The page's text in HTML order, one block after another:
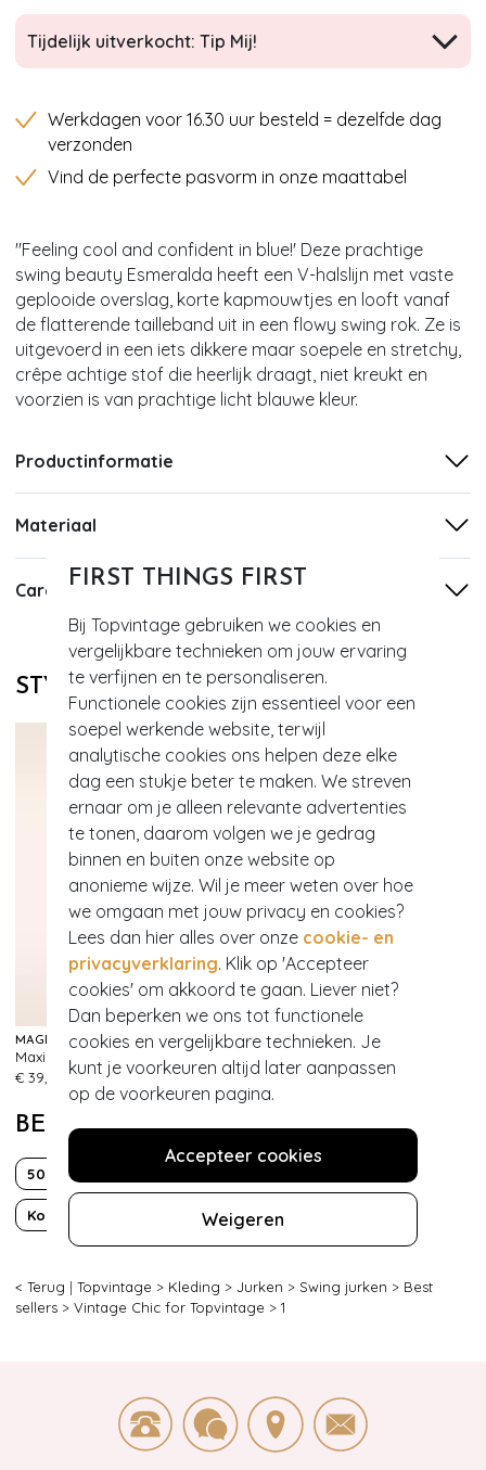
FIRST THINGS FIRST
Bij Topvintage gebruiken we cookies en
vergelijkbare technieken om jouw ervaring
te verfijnen en te personaliseren.
Functionele cookies zijn essentieel voor een
soepel werkende website, terwijl
analytische cookies ons helpen deze elke
dag een stukje beter te maken. We streven
ernaar om je alleen relevante advertenties
te tonen, daarom volgen we je gedrag
binnen en buiten onze website op
anonieme wijze. Wil je meer weten over hoe
we omgaan met jouw privacy en cookies?
Lees dan hier alles over onze cookie- en
privacyverklaring. Klik op 'Accepteer
cookies' om akkoord te gaan. Liever niet?
Dan beperken we ons tot functionele
cookies en vergelijkbare technieken. Je
kunt je voorkeuren altijd later aanpassen
op de voorkeuren pagina.
Accepteer cookies
Weigeren
Tijdelijk uitverkocht: Tip Mij!
Werkdagen voor 16.30 uur besteld = dezelfde dag
verzonden
Vind de perfecte pasvorm in onze maattabel
''Feeling cool and confident in blue!' Deze prachtige
swing beauty Esmeralda heeft een V-halslijn met vaste
geplooide overslag, korte kapmouwtjes en looft vanaf
de flatterende tailleband uit in een flowy swing rok. Ze is
uitgevoerd in een iets dikkere maar soepele en stretchy,
crêpe achtige stof die heerlijk draagt, niet kreukt en
voorzien is van prachtige licht blauwe kleur.
Productinformatie
Materiaal
Care
STYLE DIT MET
MAGIC BODYFASHION
Maxi sexy hi slip in latte
€ 39,95
149
BÉSAME COSMETICS
€ 39,95
BEKIJK MEER VAN
50s
Korte mouw Over de knie Overslag
< Terug | Topvintage > Kleding > Jurken > Swing jurken > Best
sellers > Vintage Chic for Topvintage > 1